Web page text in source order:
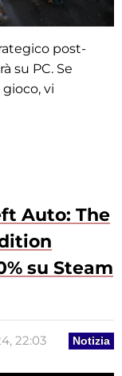
post-
su PC. Se
vi
Auto: The
su Steam
Notizia
22:03